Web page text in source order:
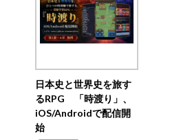
日本史と世界史を旅す
るRPG 「時渡り」、
iOS/Androidで配信開
始